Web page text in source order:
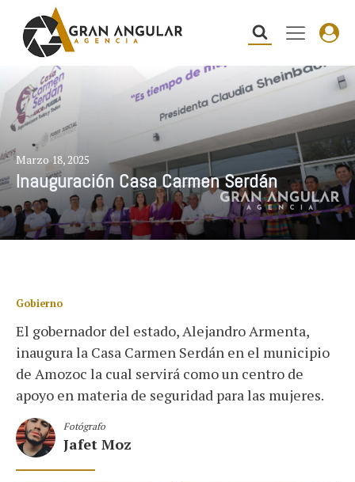
Marzo 18, 2025
Inauguración Casa Carmen Serdán
Gobierno
El gobernador del estado, Alejandro Armenta,
inaugura la Casa Carmen Serdán en el municipio
de Amozoc la cual servirá como un centro de
apoyo en materia de seguridad para las mujeres.
Fotógrafo
Jafet Moz